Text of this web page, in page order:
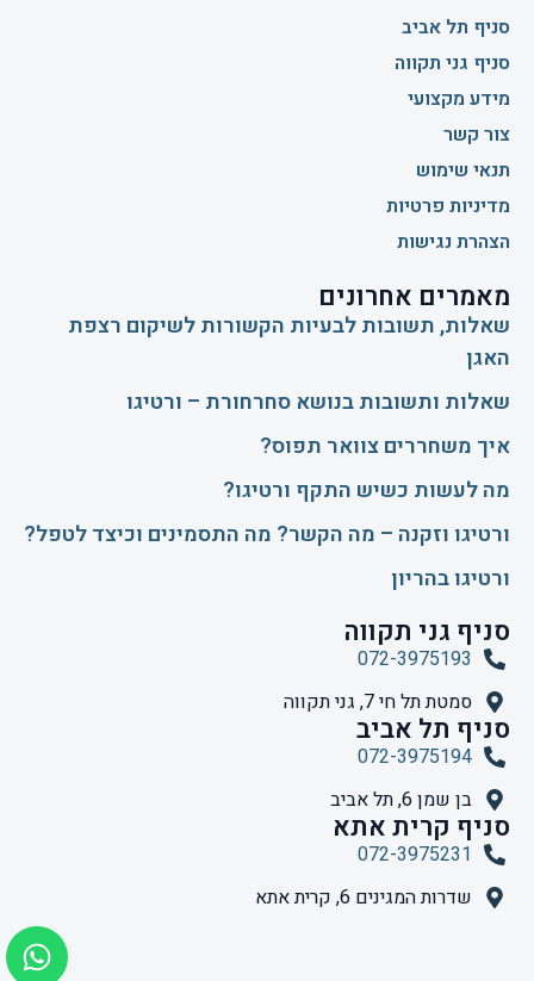
סניף תל אביב
סניף גני תקווה
מידע מקצועי
צור קשר
תנאי שימוש
מדיניות פרטיות
הצהרת נגישות
מאמרים אחרונים
שאלות, תשובות לבעיות הקשורות לשיקום רצפת
האגן
שאלות ותשובות בנושא סחרחורת – ורטיגו
איך משחררים צוואר תפוס?
​מה לעשות כשיש התקף ורטיגו?
ורטיגו וזקנה – מה הקשר? מה התסמינים וכיצד לטפל?
ורטיגו בהריון
סניף גני תקווה
072-3975193
סמטת תל חי 7, גני תקווה
סניף תל אביב
072-3975194
בן שמן 6, תל אביב
סניף קרית אתא
072-3975231
שדרות המגינים 6, קרית אתא